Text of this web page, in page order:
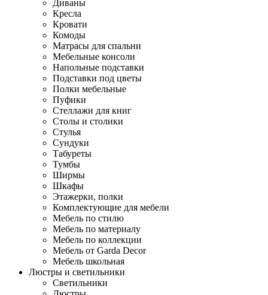
Диваны
Кресла
Кровати
Комоды
Матрасы для спальни
Мебельные консоли
Напольные подставки
Подставки под цветы
Полки мебельные
Пуфики
Стеллажи для книг
Столы и столики
Стулья
Сундуки
Табуреты
Тумбы
Ширмы
Шкафы
Этажерки, полки
Комплектующие для мебели
Мебель по стилю
Мебель по материалу
Мебель по коллекции
Мебель от Garda Decor
Мебель школьная
Люстры и светильники
Светильники